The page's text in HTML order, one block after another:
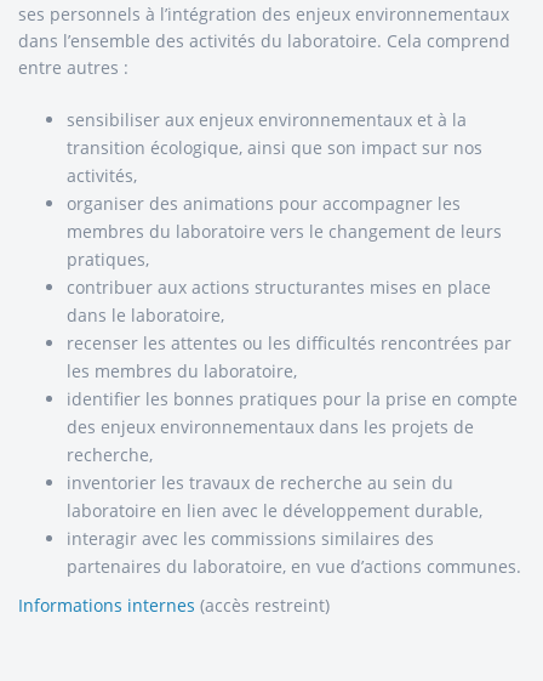
ses personnels à l’intégration des enjeux environnementaux
dans l’ensemble des activités du laboratoire. Cela comprend
entre autres :
sensibiliser aux enjeux environnementaux et à la
transition écologique, ainsi que son impact sur nos
activités,
organiser des animations pour accompagner les
membres du laboratoire vers le changement de leurs
pratiques,
contribuer aux actions structurantes mises en place
dans le laboratoire,
recenser les attentes ou les difficultés rencontrées par
les membres du laboratoire,
identifier les bonnes pratiques pour la prise en compte
des enjeux environnementaux dans les projets de
recherche,
inventorier les travaux de recherche au sein du
laboratoire en lien avec le développement durable,
interagir avec les commissions similaires des
partenaires du laboratoire, en vue d’actions communes.
Informations internes (accès restreint)